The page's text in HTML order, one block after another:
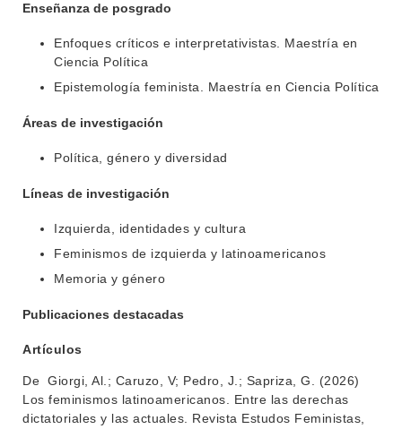
Enseñanza de posgrado
Enfoques críticos e interpretativistas. Maestría en
Ciencia Política
Epistemología feminista. Maestría en Ciencia Política
Áreas de investigación
Política, género y diversidad
Líneas de investigación
Izquierda, identidades y cultura
Feminismos de izquierda y latinoamericanos
Memoria y género
Publicaciones destacadas
Artículos
De Giorgi, Al.; Caruzo, V; Pedro, J.; Sapriza, G. (2026)
Los feminismos latinoamericanos. Entre las derechas
dictatoriales y las actuales. Revista Estudos Feministas,